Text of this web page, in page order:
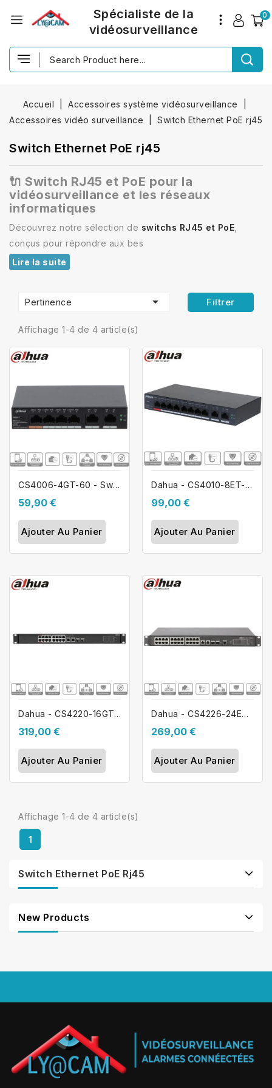
0
Spécialiste de la
vidéosurveillance
Accueil
Accessoires système vidéosurveillance
Accessoires vidéo surveillance
Switch Ethernet PoE rj45
Switch Ethernet PoE rj45
🔌 Switch RJ45 et PoE pour la
vidéosurveillance et les réseaux
informatiques
Découvrez notre sélection de switchs RJ45 et PoE
conçus pour répondre aux bes
Lire la suite
Pertinence  Filtrer
Affichage 1-4 de 4 article(s)
CS4006-4GT-60 - Switch PoE 4 ports +...
59,90 €
Ajouter Au Panier
Dahua - CS4010-8ET-110 - Switch PoE 8...
99,00 €
Ajouter Au Panier
Dahua - CS4220-16GT-240- Switch PoE...
319,00 €
Ajouter Au Panier
Dahua - CS4226-24ET-240-Switch PoE 24...
269,00 €
Ajouter Au Panier
Affichage 1-4 de 4 article(s)
1
Switch Ethernet PoE Rj45
New Products